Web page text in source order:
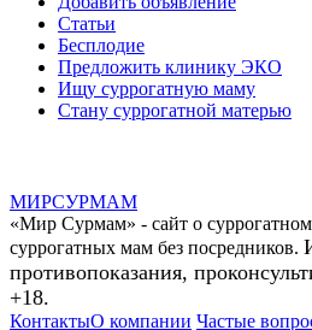
Статьи
Бесплодие
Предложить клинику ЭКО
Ищу суррогатную маму
Стану суррогатной матерью
МИРСУРМАМ
«Мир Сурмам» - сайт о
суррогатных мам без посредников.
противопоказания,
+18.
КонтактыО компании Частые